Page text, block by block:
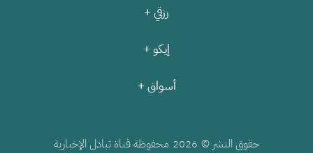
رزقي +
إيكو +
أسواق +
حقوق النشر © 2026 محفوظة قناة تبادل الإخبارية